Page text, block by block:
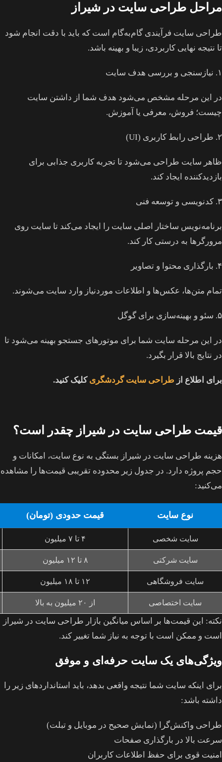
مراحل طراحی سایت در شیراز
طراحی سایت فرآیندی گام‌به‌گام است که باید با دقت انجام شود
تا نتیجه نهایی کاربردی، زیبا و بهینه باشد.
۱. نیازسنجی و بررسی هدف سایت
در این مرحله مشخص می‌شود هدف شما از داشتن سایت
چیست؛ فروش، معرفی یا آموزش.
۲. طراحی رابط کاربری (UI)
ظاهر سایت طراحی می‌شود تا تجربه کاربری جذابی برای
بازدیدکننده ایجاد کند.
۳. کدنویسی و توسعه فنی
برنامه‌نویس ساختار اصلی سایت را ایجاد می‌کند تا سایت روی
مرورگرها به درستی کار کند.
۴. بارگذاری محتوا و تصاویر
تمام متن‌ها، عکس‌ها و اطلاعات موردنیاز وارد سایت می‌شوند.
۵. سئو و بهینه‌سازی برای گوگل
در این مرحله سایت شما برای موتورهای جستجو بهینه می‌شود تا
در نتایج بالا قرار بگیرد.
برای اطلاع از طراحی سایت گردشگری کلیک کنید.
قیمت طراحی سایت در شیراز چقدر است؟
هزینه طراحی سایت در شیراز بستگی به نوع سایت، امکانات و
حجم پروژه دارد. در جدول زیر محدوده تقریبی قیمت‌ها را مشاهده
می‌کنید:
نوع سایت قیمت حدودی (تومان)
سایت شخصی ۴ تا ۷ میلیون
سایت شرکتی ۸ تا ۱۲ میلیون
سایت فروشگاهی ۱۲ تا ۱۸ میلیون
سایت اختصاصی از ۲۰ میلیون به بالا
نکته: این قیمت‌ها بر اساس میانگین بازار طراحی سایت در شیراز
است و ممکن است با توجه به نیاز شما تغییر کند.
ویژگی‌های یک سایت حرفه‌ای و موفق
برای اینکه سایت شما نتیجه واقعی بدهد، باید استانداردهای زیر را
داشته باشد:
طراحی واکنش‌گرا (نمایش صحیح در موبایل و تبلت)
سرعت بالا در بارگذاری صفحات
امنیت قوی برای حفظ اطلاعات کاربران